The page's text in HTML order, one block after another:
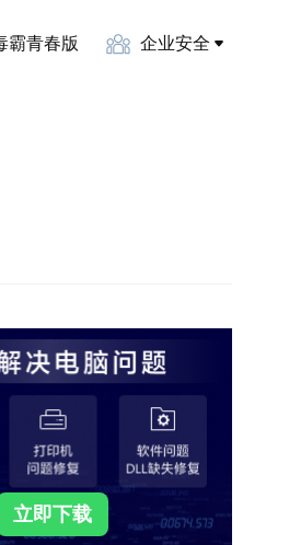
霸青春版 企业安全
立即下载